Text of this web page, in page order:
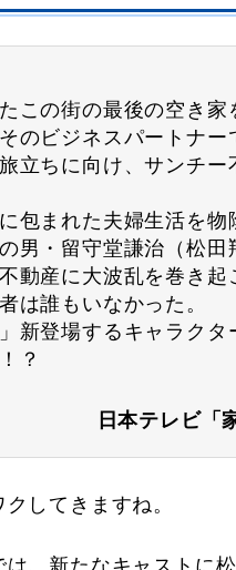
この街の最後の空き
のビジネスパートナ
立ちに向け、サンチ
包まれた夫婦生活を
男・留守堂謙治（松
動産に大波乱を巻き
は誰もいなかった。
新登場するキャラク
？
日本テレビ「
してきますね。
は、新たなキャストに